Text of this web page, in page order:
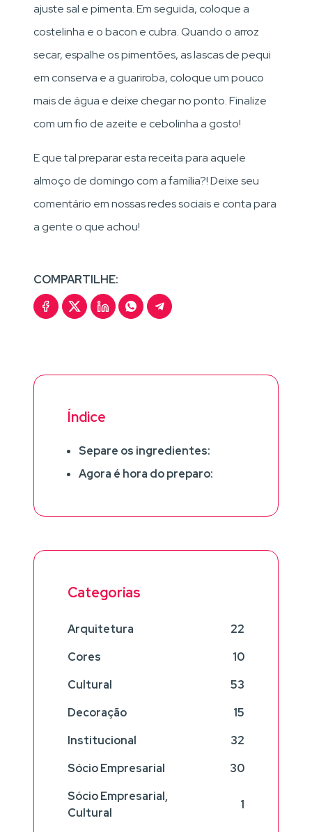
ajuste sal e pimenta. Em seguida, coloque a
costelinha e o bacon e cubra. Quando o arroz
secar, espalhe os pimentões, as lascas de pequi
em conserva e a guariroba, coloque um pouco
mais de água e deixe chegar no ponto. Finalize
com um fio de azeite e cebolinha a gosto!
E que tal preparar esta receita para aquele
almoço de domingo com a família?! Deixe seu
comentário em nossas redes sociais e conta para
a gente o que achou!
COMPARTILHE:
Índice
Separe os ingredientes:
Agora é hora do preparo:
Categorias
Arquitetura
22
Cores
10
Cultural
53
Decoração
15
Institucional
32
Sócio Empresarial
30
Sócio Empresarial,
Cultural
1